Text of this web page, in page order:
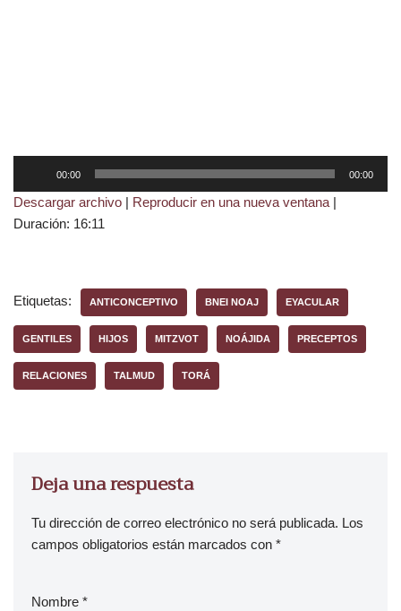
p
r
u
o
00:00 00:00
Descargar archivo | Reproducir en una nueva ventana |
Duración: 16:11
Etiquetas: ANTICONCEPTIVO BNEI NOAJ EYACULAR
GENTILES HIJOS MITZVOT NOÁJIDA PRECEPTOS
RELACIONES TALMUD TORÁ
Deja una respuesta
Tu dirección de correo electrónico no será publicada. Los
campos obligatorios están marcados con *
Nombre *